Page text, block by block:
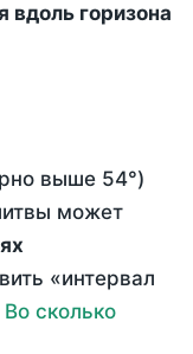
вдоль горизона
выше 54°)
может
«интервал
Во сколько